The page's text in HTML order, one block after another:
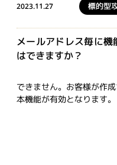
2023.11.27 標的型
メールアドレス毎に
はできますか？
できません。お客様が作
本機能が有効となります。